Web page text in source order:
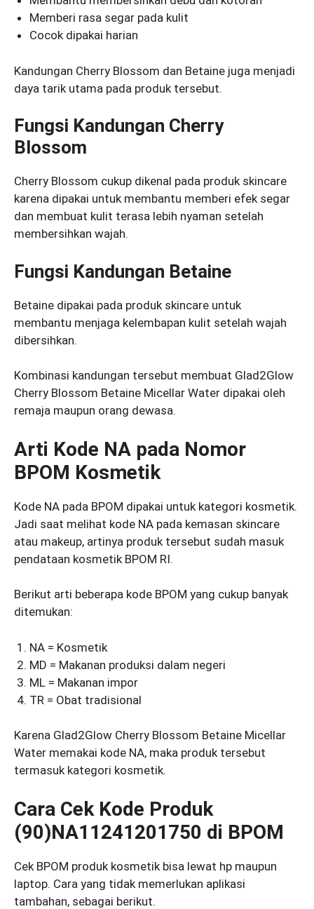
Memberi rasa segar pada kulit
Cocok dipakai harian
Kandungan Cherry Blossom dan Betaine juga menjadi
daya tarik utama pada produk tersebut.
Fungsi Kandungan Cherry
Blossom
Cherry Blossom cukup dikenal pada produk skincare
karena dipakai untuk membantu memberi efek segar
dan membuat kulit terasa lebih nyaman setelah
membersihkan wajah.
Fungsi Kandungan Betaine
Betaine dipakai pada produk skincare untuk
membantu menjaga kelembapan kulit setelah wajah
dibersihkan.
Kombinasi kandungan tersebut membuat Glad2Glow
Cherry Blossom Betaine Micellar Water dipakai oleh
remaja maupun orang dewasa.
Arti Kode NA pada Nomor
BPOM Kosmetik
Kode NA pada BPOM dipakai untuk kategori kosmetik.
Jadi saat melihat kode NA pada kemasan skincare
atau makeup, artinya produk tersebut sudah masuk
pendataan kosmetik BPOM RI.
Berikut arti beberapa kode BPOM yang cukup banyak
ditemukan:
NA = Kosmetik
MD = Makanan produksi dalam negeri
ML = Makanan impor
TR = Obat tradisional
Karena Glad2Glow Cherry Blossom Betaine Micellar
Water memakai kode NA, maka produk tersebut
termasuk kategori kosmetik.
Cara Cek Kode Produk
(90)NA11241201750 di BPOM
Cek BPOM produk kosmetik bisa lewat hp maupun
laptop. Cara yang tidak memerlukan aplikasi
tambahan, sebagai berikut.